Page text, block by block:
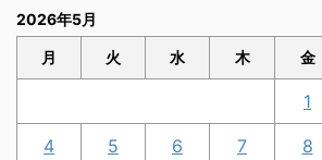
2026年5月
月 火 水 木 金
1
4 5 6 7 8